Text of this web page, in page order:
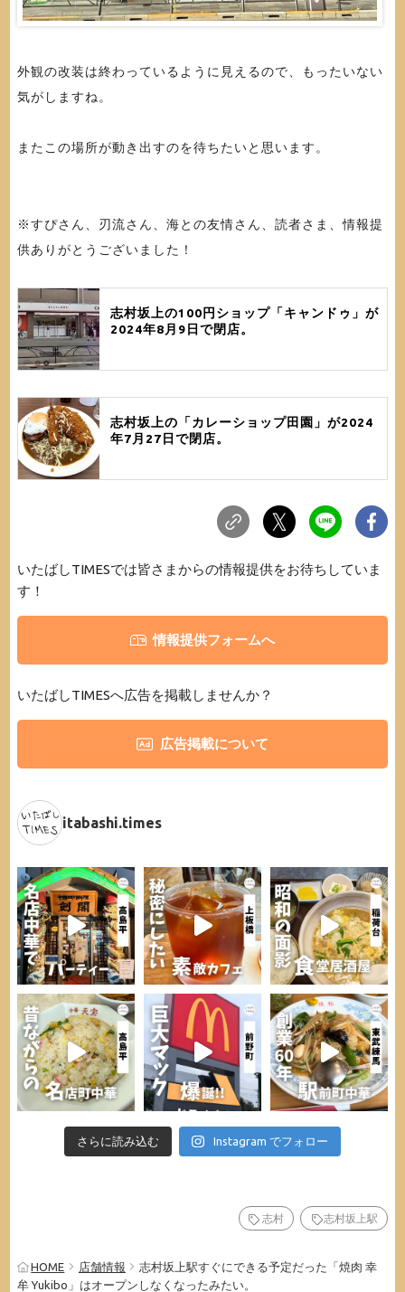
外観の改装は終わっているように見えるので、もったいない
気がしますね。
またこの場所が動き出すのを待ちたいと思います。
※すぴさん、刃流さん、海との友情さん、読者さま、情報提
供ありがとうございました！
志村坂上の100円ショップ「キャンドゥ」が
2024年8月9日で閉店。
志村坂上の「カレーショップ田園」が2024
年7月27日で閉店。
いたばしTIMESでは皆さまからの情報提供をお待ちしていま
す！
情報提供フォームへ
いたばしTIMESへ広告を掲載しませんか？
広告掲載について
itabashi.times
さらに読み込む Instagram でフォロー
志村 志村坂上駅
HOME 店舗情報
志村坂上駅すぐにできる予定だった「焼肉 幸
牟 Yukibo」はオープンしなくなったみたい。